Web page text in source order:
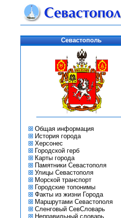
Севастополь
Общая информация
История города
Херсонес
Городской герб
Карты города
Памятники Севастополя
Улицы Севастополя
Морской транспорт
Городские топонимы
Факты из жизни Города
Маршрутами Севастополя
Сленговый СевСловарь
Неправильный словарь